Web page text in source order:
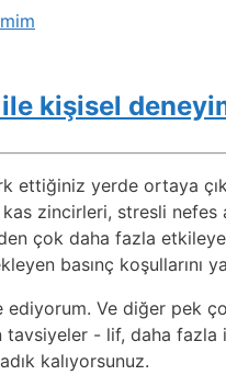
kişisel
ettiğiniz yerde ortaya
zincirleri, stresli
çok daha fazla
basınç koşullarını
ediyorum. Ve diğer pek
tavsiyeler - lif, daha
kalıyorsunuz.